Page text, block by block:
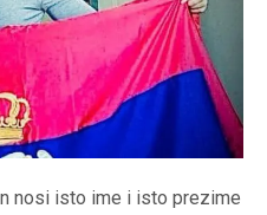
nosi isto ime i isto prezime